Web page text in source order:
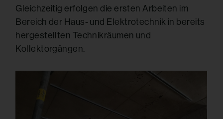
Gleichzeitig erfolgen die ersten Arbeiten im
Bereich der Haus- und Elektrotechnik in bereits
hergestellten Technikräumen und
Kollektorgängen.